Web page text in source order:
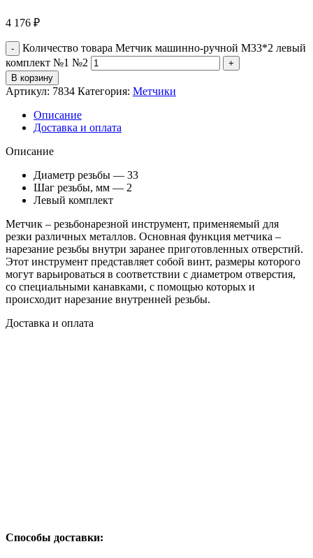
4 176 ₽
Количество товара Метчик машинно-ручной М33*2 левый
комплект №1 №2
В корзину
Артикул: 7834 Категория: Метчики
Описание
Доставка и оплата
Описание
Диаметр резьбы — 33
Шаг резьбы, мм — 2
Левый комплект
Метчик – резьбонарезной инструмент, применяемый для
резки различных металлов. Основная функция метчика –
нарезание резьбы внутри заранее приготовленных отверстий.
Этот инструмент представляет собой винт, размеры которого
могут варьироваться в соответствии с диаметром отверстия,
со специальными канавками, с помощью которых и
происходит нарезание внутренней резьбы.
Доставка и оплата
Способы доставки: